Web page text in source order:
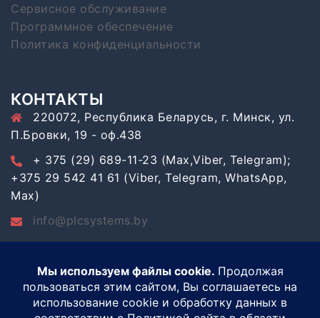
Сервисное обслуживание
Программное обеспечение
Политика конфиденциальности
КОНТАКТЫ
220072, Республика Беларусь, г. Минск, ул.
П.Бровки, 19 - оф.438
+ 375 (29) 689-11-23 (Max,Viber, Telegram);
+375 29 542 41 61 (Viber, Telegram, WhatsApp,
Max)
info@plcsystems.by